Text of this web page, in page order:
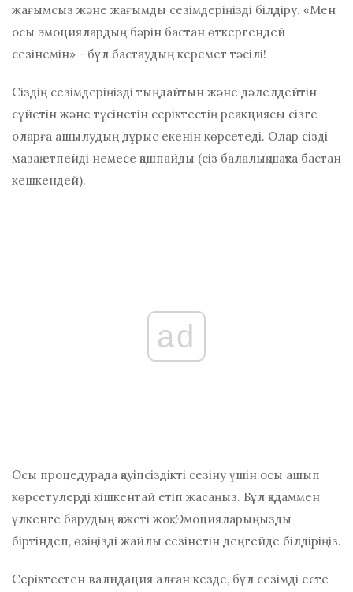
жағымсыз және жағымды сезімдеріңізді білдіру. «Мен
осы эмоциялардың бәрін бастан өткергендей
сезінемін» - бұл бастаудың керемет тәсілі!
Сіздің сезімдеріңізді тыңдайтын және дәлелдейтін
сүйетін және түсінетін серіктестің реакциясы сізге
оларға ашылудың дұрыс екенін көрсетеді. Олар сізді
мазақ етпейді немесе қашпайды (сіз балалық шақта бастан
кешкендей).
ad
Осы процедурада қауіпсіздікті сезіну үшін осы ашып
көрсетулерді кішкентай етіп жасаңыз. Бұл қадаммен
үлкенге барудың қажеті жоқ. Эмоцияларыңызды
біртіндеп, өзіңізді жайлы сезінетін деңгейде білдіріңіз.
Серіктестен валидация алған кезде, бұл сезімді есте